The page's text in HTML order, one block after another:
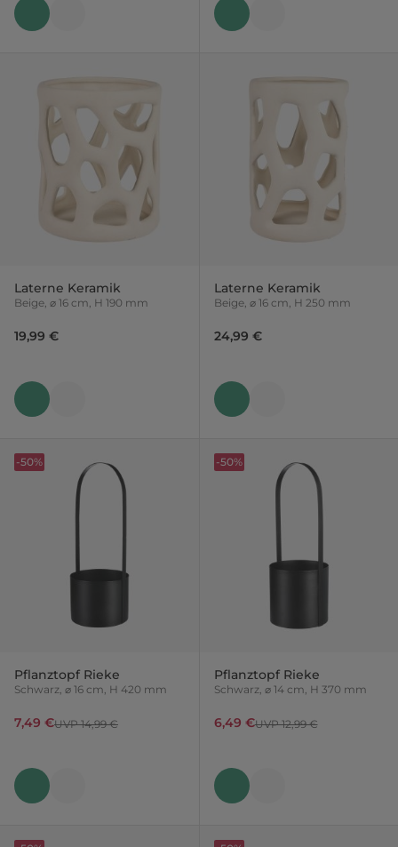
Laterne Keramik
Beige, ⌀ 16 cm, H 190 mm
19,99 €
Laterne Keramik
Beige, ⌀ 16 cm, H 250 mm
24,99 €
Pflanztopf Rieke
Schwarz, ⌀ 16 cm, H 420 mm
7,49 €UVP 14,99 €
-50%
Pflanztopf Rieke
Schwarz, ⌀ 14 cm, H 370 mm
6,49 €UVP 12,99 €
-50%